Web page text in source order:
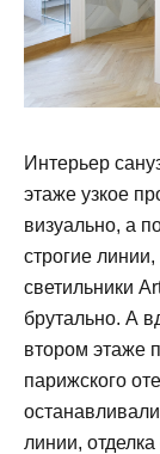
Интерьер
этаже узкое
визуально, а
строгие
светильники
брутально. А
втором этаже
парижского
линии,